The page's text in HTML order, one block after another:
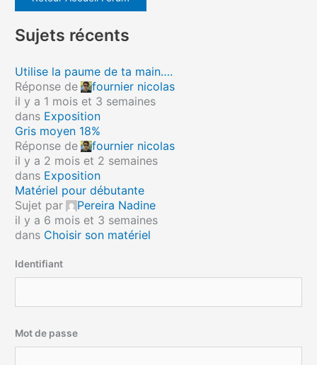
Sujets récents
Utilise la paume de ta main….
Réponse de
fournier nicolas
il y a 1 mois et 3 semaines
dans Exposition
Gris moyen 18%
Réponse de
fournier nicolas
il y a 2 mois et 2 semaines
dans Exposition
Matériel pour débutante
Sujet par
Pereira Nadine
il y a 6 mois et 3 semaines
dans Choisir son matériel
Identifiant
Mot de passe